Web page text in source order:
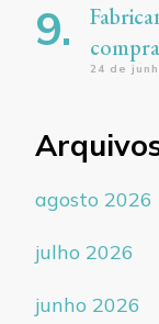
24 de
agosto 2026
julho 2026
junho 2026